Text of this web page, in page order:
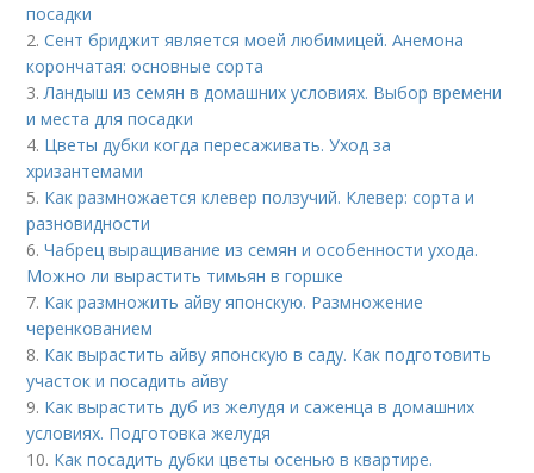
посадки
2.Сент бриджит является моей любимицей. Анемона
корончатая: основные сорта
3.Ландыш из семян в домашних условиях. Выбор времени
и места для посадки
4. Цветы дубки когда пересаживать. Уход за
хризантемами
5. Как размножается клевер ползучий. Клевер: сорта и
разновидности
6.Чабрец выращивание из семян и особенности ухода.
Можно ли вырастить тимьян в горшке
7. Как размножить айву японскую. Размножение
черенкованием
8. Как вырастить айву японскую в саду. Как подготовить
участок и посадить айву
9. Как вырастить дуб из желудя и саженца в домашних
условиях. Подготовка желудя
10. Как посадить дубки цветы осенью в квартире.